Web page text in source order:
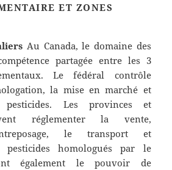
ET ZONES
Au Canada, le domaine des
partagée entre les 3
Le fédéral contrôle
la mise en marché et
pesticides. Les provinces et
réglementer la vente,
le transport et
pesticides homologués par le
également le pouvoir de